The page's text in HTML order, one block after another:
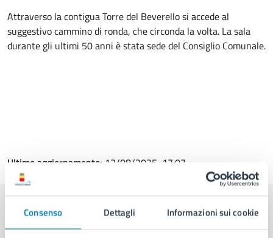
Consenso Dettagli Informazioni sui cookie
Attraverso la contigua Torre del Beverello si accede al
suggestivo cammino di ronda, che circonda la volta. La sala
durante gli ultimi 50 anni è stata sede del Consiglio Comunale.
Ultimo aggiornamento: 12/08/2025, 17:07
Contenuti correlati